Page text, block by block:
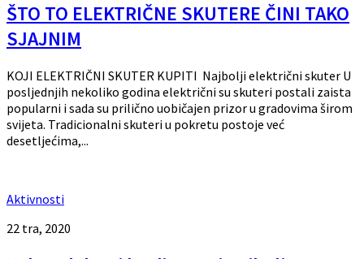
ŠTO TO ELEKTRIČNE SKUTERE ČINI TAKO
SJAJNIM
KOJI ELEKTRIČNI SKUTER KUPITI Najbolji električni skuter U
posljednjih nekoliko godina električni su skuteri postali zaista
popularni i sada su prilično uobičajen prizor u gradovima širom
svijeta. Tradicionalni skuteri u pokretu postoje već
desetljećima,...
Aktivnosti
22 tra, 2020